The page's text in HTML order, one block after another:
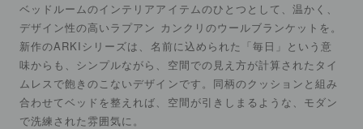
ベッドルームのインテリアアイテムのひとつとして、温かく、
デザイン性の高いラプアン カンクリのウールブランケットを。
新作のARKIシリーズは、名前に込められた「毎日」という意
味からも、シンプルながら、空間での見え方が計算されたタイ
ムレスで飽きのこないデザインです。同柄のクッションと組み
合わせてベッドを整えれば、空間が引きしまるような、モダン
で洗練された雰囲気に。